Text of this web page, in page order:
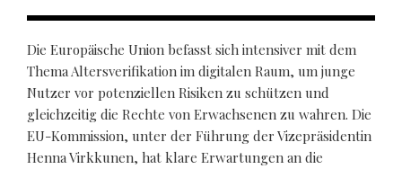
Die Europäische Union befasst sich intensiver mit dem
Thema Altersverifikation im digitalen Raum, um junge
Nutzer vor potenziellen Risiken zu schützen und
gleichzeitig die Rechte von Erwachsenen zu wahren. Die
EU-Kommission, unter der Führung der Vizepräsidentin
Henna Virkkunen, hat klare Erwartungen an die